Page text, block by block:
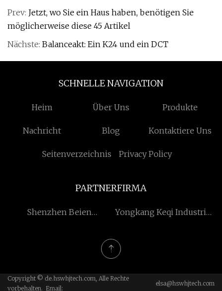
Prev: Jetzt, wo Sie ein Haus haben, benötigen Sie
möglicherweise diese 45 Artikel
Nächste: Balanceakt: Ein K24 und ein DCT
SCHNELLE NAVIGATION
Heim Über Uns Produkte
Nachricht Blog Kontaktiere Uns
Seitenverzeichnis Privacy Policy
PARTNERFIRMA
Shenzhen Beien
Yongkang Keqi Industrie
Copyright © de.hswhjtech.com, Alle Rechte
vorbehalten. Email:
elsa@hswhjtech.com